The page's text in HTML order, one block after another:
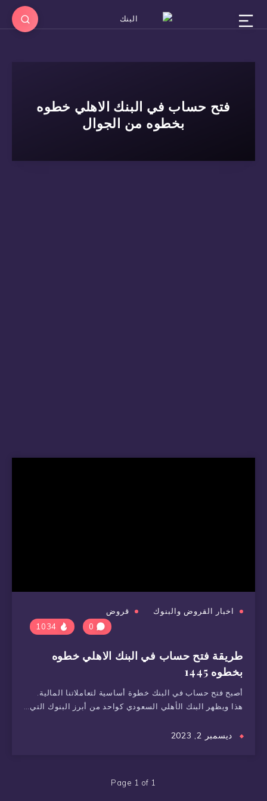
فتح حساب في البنك الاهلي خطوه
بخطوه من الجوال
اخبار القروض والبنوك
قروض
0
طريقة فتح حساب في البنك الاهلي خطوه
بخطوه 1445
أصبح فتح حساب في البنك خطوة أساسية لتعاملاتنا المالية.
هذا ويظهر البنك الأهلي السعودي كواحد من أبرز البنوك التي…
ديسمبر 2, 2023
Page 1 of 1